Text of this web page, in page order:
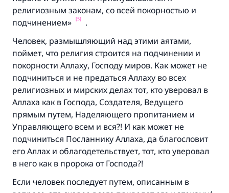
религиозным законам, со всей покорностью и
подчинением»
[5]
.
Человек, размышляющий над этими аятами,
поймет, что религия строится на подчинении и
покорности Аллаху, Господу миров. Как может не
подчиниться и не предаться Аллаху во всех
религиозных и мирских делах тот, кто уверовал в
Аллаха как в Господа, Создателя, Ведущего
прямым путем, Наделяющего пропитанием и
Управляющего всем и вся?! И как может не
подчиниться Посланнику Аллаха, да благословит
его Аллах и облагодетельствует, тот, кто уверовал
в него как в пророка от Господа?!
Если человек последует путем, описанным в
«Указавшему на благое (полагается) такая
же награда как и совершившему его»
(МУСЛИМ, № 1893).
Участвуйте сейчас!